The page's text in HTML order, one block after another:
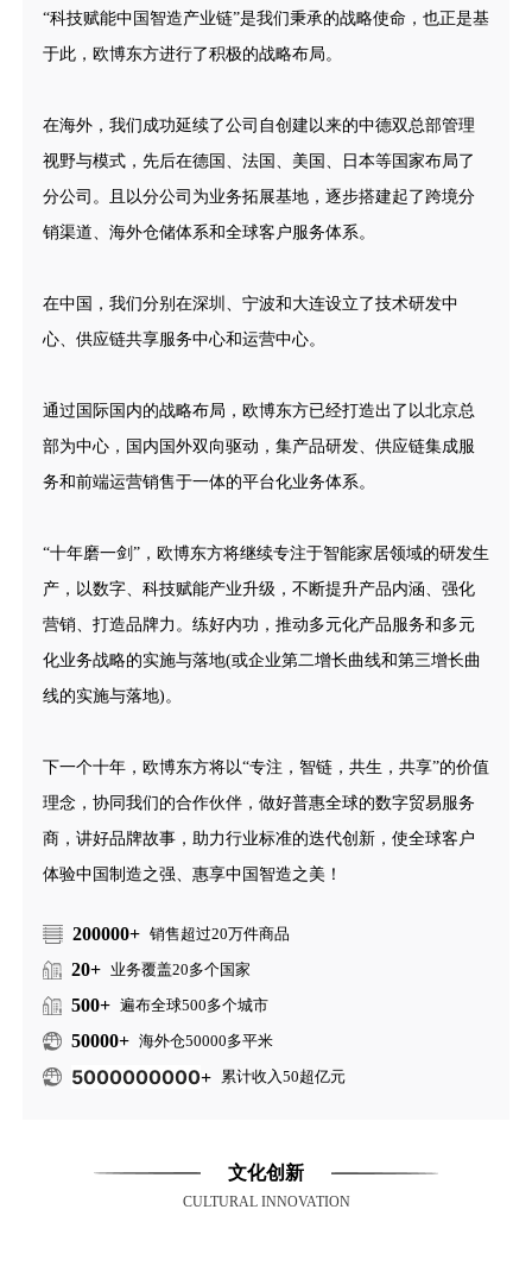
“科技赋能中国智造产业链”是我们秉承的战略使命，也正是基
于此，欧博东方进行了积极的战略布局。
在海外，我们成功延续了公司自创建以来的中德双总部管理
视野与模式，先后在德国、法国、美国、日本等国家布局了
分公司。且以分公司为业务拓展基地，逐步搭建起了跨境分
销渠道、海外仓储体系和全球客户服务体系。
在中国，我们分别在深圳、宁波和大连设立了技术研发中
心、供应链共享服务中心和运营中心。
通过国际国内的战略布局，欧博东方已经打造出了以北京总
部为中心，国内国外双向驱动，集产品研发、供应链集成服
务和前端运营销售于一体的平台化业务体系。
“十年磨一剑”，欧博东方将继续专注于智能家居领域的研发生
产，以数字、科技赋能产业升级，不断提升产品内涵、强化
营销、打造品牌力。练好内功，推动多元化产品服务和多元
化业务战略的实施与落地(或企业第二增长曲线和第三增长曲
线的实施与落地)。
下一个十年，欧博东方将以“专注，智链，共生，共享”的价值
理念，协同我们的合作伙伴，做好普惠全球的数字贸易服务
商，讲好品牌故事，助力行业标准的迭代创新，使全球客户
体验中国制造之强、惠享中国智造之美！
200000+ 销售超过20万件商品
20+ 业务覆盖20多个国家
500+ 遍布全球500多个城市
50000+ 海外仓50000多平米
5000000000+ 累计收入50超亿元
文化创新
CULTURAL INNOVATION